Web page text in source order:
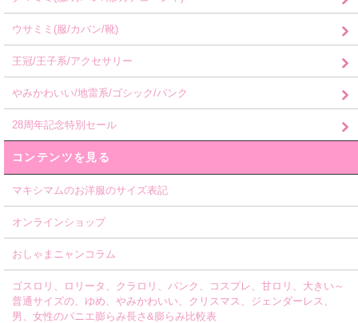
ウサミミ(服/カバン/靴)
王冠/王子系/アクセサリー
やみかわいい/地雷系/ゴシック/パンク
28周年記念特別セール
コンテンツを見る
マキシマムのお洋服のサイズ表記
オンラインショップ
おしゃまニャンコラム
ゴスロリ、ロリータ、クラロリ、パンク、コスプレ、甘ロリ、大きい～
普通サイズの、ゆめ、やみかわいい、クリスマス、ジェンダーレス、
男、女性のパニエ膨らみ長さ&膨らみ比較表